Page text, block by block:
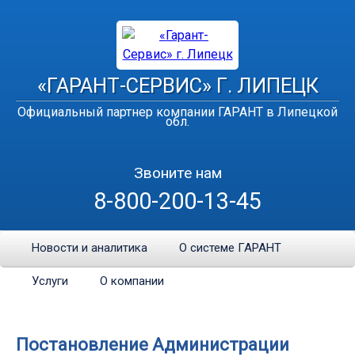
«ГАРАНТ-СЕРВИС» Г. ЛИПЕЦК
Официальный партнер компании ГАРАНТ в Липецкой
обл.
Звоните нам
8-800-200-13-45
Новости и аналитика О системе ГАРАНТ
Услуги О компании
Постановление Администрации